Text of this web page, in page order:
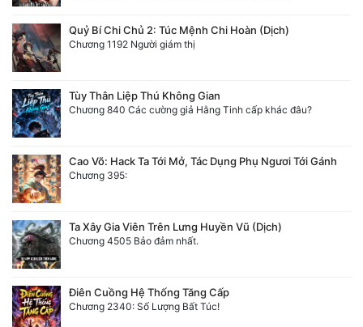
Quỷ Bí Chi Chủ 2: Túc Mệnh Chi Hoàn (Dịch)
Chương 1192 Người giám thị
Tùy Thân Liệp Thú Không Gian
Chương 840 Các cường giả Hằng Tinh cấp khác đâu?
Cao Võ: Hack Ta Tới Mở, Tác Dụng Phụ Ngươi Tới Gánh
Chương 395:
Ta Xây Gia Viên Trên Lưng Huyền Vũ (Dịch)
Chương 4505 Bảo đảm nhất.
Điên Cuồng Hệ Thống Tăng Cấp
Chương 2340: Số Lượng Bất Túc!